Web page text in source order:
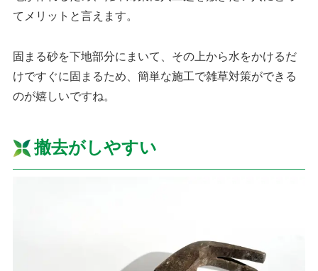
てメリットと言えます。
固まる砂を下地部分にまいて、その上から水をかけるだ
けですぐに固まるため、簡単な施工で雑草対策ができる
のが嬉しいですね。
撤去がしやすい